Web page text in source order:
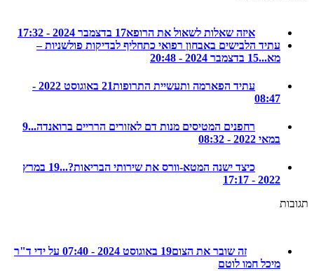
איזה שאלות לשאול את הרופא17 בדצמבר 2024 - 17:32
עתיד הלבישים באבחון רפואי כתחליף לבדיקות פולשניות –
15 בדצמבר 2024 - 20:48
עתיד הפארמה ותעשיית התרופות
21 באוגוסט 2022 -
רחפנים המטיסים מנות דם לאזורים הרריים ברואנדה...9
כיצד ישנה המטא-וורס את שירותי הבריאות?...
19 במרץ
זה שובר את הצום
19 באוגוסט 2024 - 07:40 על ידי ד"ר
מיכל חמו לוטם